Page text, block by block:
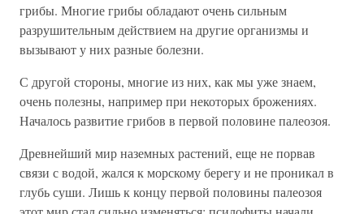
грибы. Многие грибы обладают очень сильным
разрушительным действием на другие организмы и
вызывают у них разные болезни.
С другой стороны, многие из них, как мы уже знаем,
очень полезны, например при некоторых брожениях.
Началось развитие грибов в первой половине палеозоя.
Древнейший мир наземных растений, еще не порвав
связи с водой, жался к морскому берегу и не проникал в
глубь суши. Лишь к концу первой половины палеозоя